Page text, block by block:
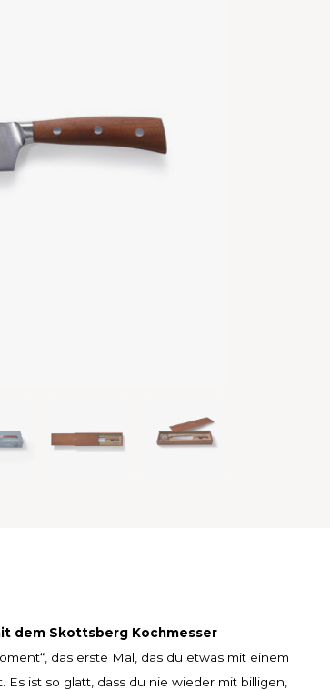
dem Skottsberg Kochmesser
das erste Mal, das du etwas mit einem
ist so glatt, dass du nie wieder mit billigen,